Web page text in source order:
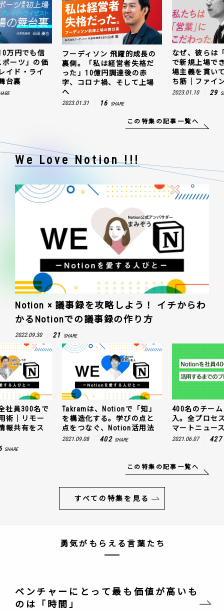
躍的成長の
営者失格だ
達後の赤
そして上場
なぜ、彼らは「動画領域」
で新規上場できたのか。現
場主義を貫いて見つけた勝
ち筋｜ファインズ 三輪幸将
2023.01.10
キャッシュ残
じ抜いた「e
値。ウェルプ
ゼスト上場の
2023.03.20 5
この特集の記事一覧へ
We Love Notion !!!
Notion × 議事録を攻略しよう！ イチからわ
かるNotionでの議事録の作り方
2022.09.30 21 SHARE
で「知」
学びの点と
活用法
400名のチームにNotion導
入。全プロセスを公開！ス
マートニュースの場合
2021.06.07 427 SHARE
GMOペパボ
使うNotion活
トワークでも
ムーズに！
この特集の記事一覧へ
すべての特集を見る
勇気がもらえる言葉たち
ベンチャーにとって最も価値が高いも
のは「時間」